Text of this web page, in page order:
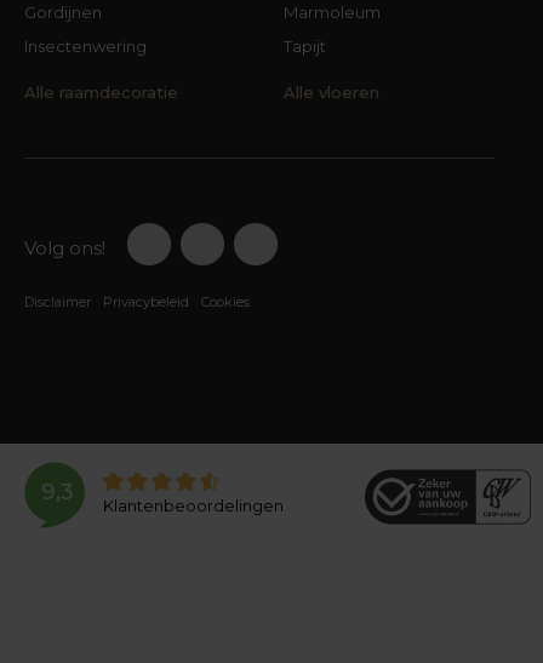
Gordijnen
Insectenwering
Alle raamdecoratie
Marmoleum
Tapijt
Alle vloeren
Volg ons!
Disclaimer Privacybeleid Cookies
9,3
Klantenbeoordelingen